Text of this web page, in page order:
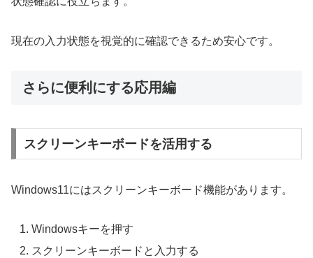
現在の入力状態を視覚的に確認できるため安心です。
さらに便利にする応用編
スクリーンキーボードを活用する
Windows11にはスクリーンキーボード機能があります。
Windowsキーを押す
スクリーンキーボードと入力する